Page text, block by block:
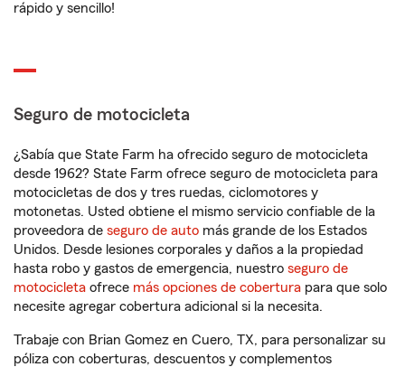
rápido y sencillo!
Seguro de motocicleta
¿Sabía que State Farm ha ofrecido seguro de motocicleta
desde 1962? State Farm ofrece seguro de motocicleta para
motocicletas de dos y tres ruedas, ciclomotores y
motonetas. Usted obtiene el mismo servicio confiable de la
proveedora de seguro de auto más grande de los Estados
Unidos. Desde lesiones corporales y daños a la propiedad
hasta robo y gastos de emergencia, nuestro seguro de
motocicleta ofrece más opciones de cobertura para que solo
necesite agregar cobertura adicional si la necesita.
Trabaje con Brian Gomez en Cuero, TX, para personalizar su
póliza con coberturas, descuentos y complementos